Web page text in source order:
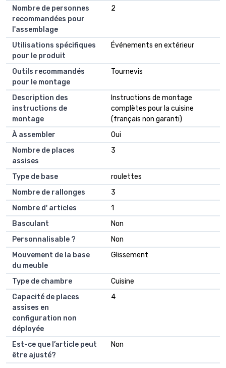
Nombre de personnes
recommandées pour
l'assemblage
2
Utilisations spécifiques
pour le produit
Événements en extérieur
Outils recommandés
pour le montage
Tournevis
Description des
instructions de
montage
Instructions de montage
complètes pour la cuisine
(français non garanti)
À assembler
Oui
Nombre de places
assises
3
Type de base
roulettes
Nombre de rallonges
3
Nombre d' articles
1
Basculant
Non
Personnalisable ?
Non
Mouvement de la base
du meuble
Glissement
Type de chambre
Cuisine
Capacité de places
assises en
configuration non
déployée
4
Est-ce que l’article peut
être ajusté?
Non